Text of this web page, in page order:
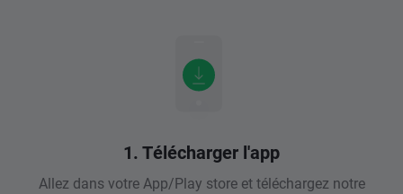
1. Télécharger l'app
Allez dans votre App/Play store et téléchargez notre